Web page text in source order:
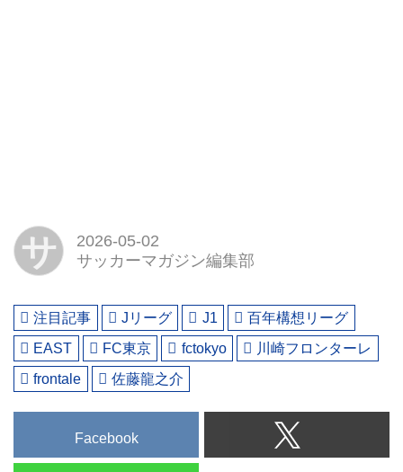
サ
2026-05-02
サッカーマガジン編集部
注目記事 Jリーグ J1
百年構想リーグ
EAST
FC東京 fctokyo
川崎フロンターレ
frontale
佐藤龍之介
Facebook